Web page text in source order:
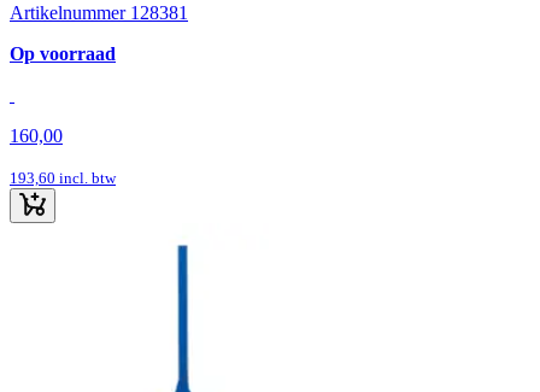
Artikelnummer 128381
Op voorraad
160,00
193,60 incl. btw